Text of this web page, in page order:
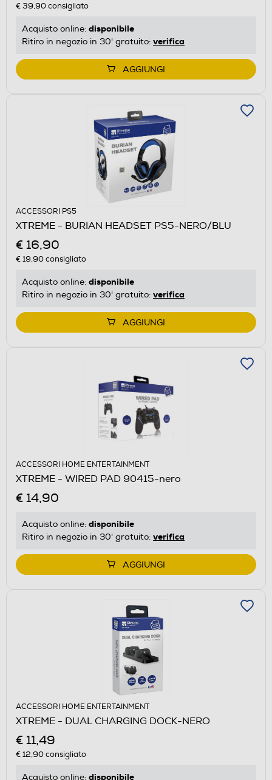
€ 39,90consigliato
Acquisto online: disponibile
Ritiro in negozio in 30' gratuito: verifica
AGGIUNGI
ACCESSORI PS5
XTREME - BURIAN HEADSET PS5-NERO/BLU
€ 16,90
€ 19,90consigliato
Acquisto online: disponibile
Ritiro in negozio in 30' gratuito: verifica
AGGIUNGI
ACCESSORI HOME ENTERTAINMENT
XTREME - WIRED PAD 90415-nero
€ 14,90
Acquisto online: disponibile
Ritiro in negozio in 30' gratuito: verifica
AGGIUNGI
ACCESSORI HOME ENTERTAINMENT
XTREME - DUAL CHARGING DOCK-NERO
€ 11,49
€ 12,90consigliato
Acquisto online: disponibile